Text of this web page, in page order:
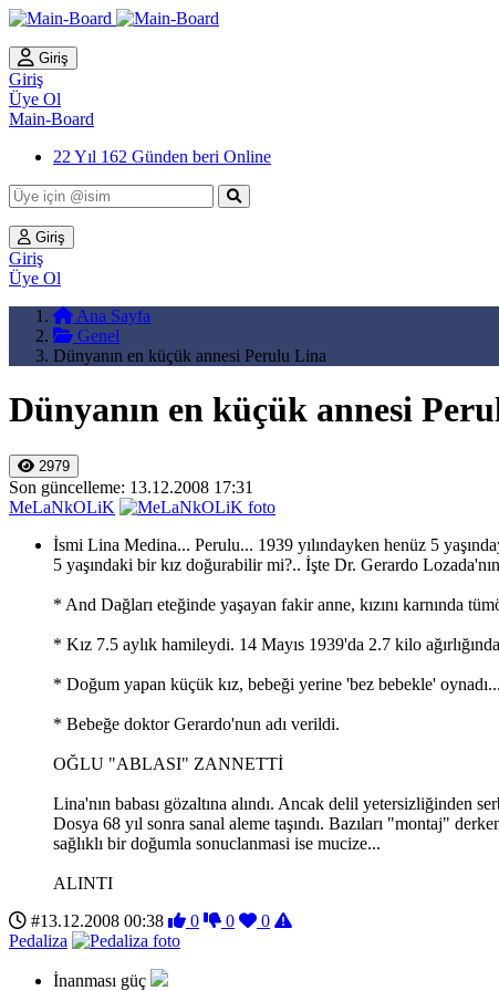
Giriş
Giriş
Üye Ol
Main-Board
22 Yıl 162 Günden beri Online
Giriş
Giriş
Üye Ol
Ana Sayfa
Genel
Dünyanın en küçük annesi Perulu Lina
Dünyanın en küçük annesi
2979
Son güncelleme: 13.12.2008 17:31
MeLaNkOLiK
İsmi Lina Medina... Perulu... 1939 yılındayken henüz 5
5 yaşındaki bir kız doğurabilir mi?.. İşte Dr. Gerardo
* And Dağları eteğinde yaşayan fakir anne, kızını karnında
* Kız 7.5 aylık hamileydi. 14 Mayıs 1939'da 2.7 kilo
* Doğum yapan küçük kız, bebeği yerine 'bez bebekle' oynadı...
* Bebeğe doktor Gerardo'nun adı verildi.
OĞLU "ABLASI" ZANNETTİ
Lina'nın babası gözaltına alındı. Ancak delil yetersizliğinden
Dosya 68 yıl sonra sanal aleme taşındı. Bazıları "montaj"
sağlıklı bir doğumla sonuclanmasi ise mucize...
ALINTI
#13.12.2008 00:38
0 0
0
Pedaliza
İnanması güç